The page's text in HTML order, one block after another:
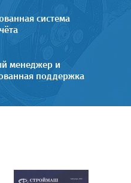
система
менеджер и
поддержка